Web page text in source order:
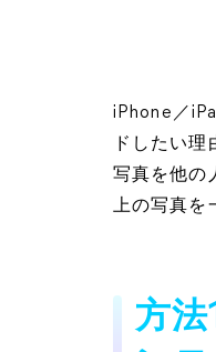
iPhone／
ドしたい
写真を他の
上の写真を
方